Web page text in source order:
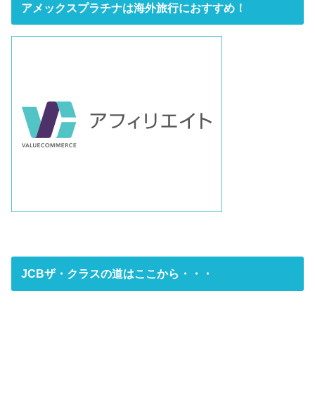
アメックスプラチナは海外旅行におすすめ！
JCBザ・クラスの道はここから・・・